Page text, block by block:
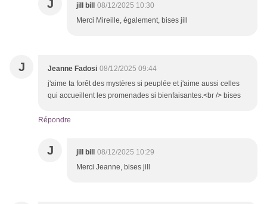
J jill bill
08/12/2025 10:30
Merci Mireille, également, bises jill
J Jeanne Fadosi 08/12/2025 09:44
j'aime ta forêt des mystères si peuplée et j'aime aussi celles
qui accueillent les promenades si bienfaisantes.<br /> bises
Répondre
J jill bill
08/12/2025 10:29
Merci Jeanne, bises jill